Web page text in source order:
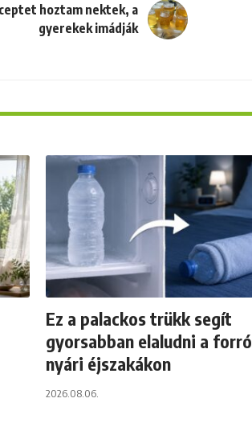
hoztam nektek, a
gyerekek imádják
Ez a palackos trükk segít
gyorsabban elaludni a forró
nyári éjszakákon
2026.08.06.